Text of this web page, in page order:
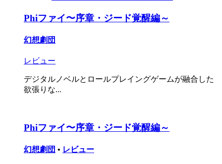
Phiファイ〜序章・ジード覚醒編～
幻想劇団
レビュー
デジタルノベルとロールプレイングゲームが融合した
欲張りな...
Phiファイ〜序章・ジード覚醒編～
幻想劇団 • レビュー